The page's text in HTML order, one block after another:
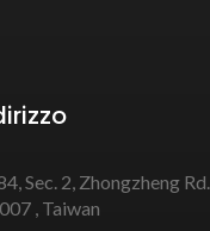
Sec. 2, Zhongzheng
, Taiwan